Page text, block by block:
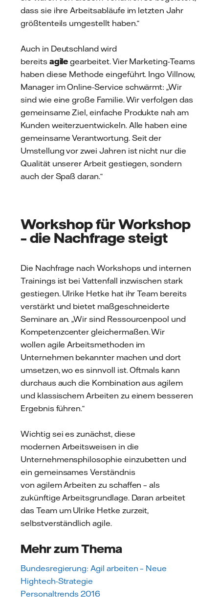
dass sie ihre Arbeitsabläufe im letzten Jahr
größtenteils umgestellt haben.“
Auch in Deutschland wird
bereits agile gearbeitet. Vier Marketing-Teams
haben diese Methode eingeführt. Ingo Villnow,
Manager im Online-Service schwärmt: „Wir
sind wie eine große Familie. Wir verfolgen das
gemeinsame Ziel, einfache Produkte nah am
Kunden weiterzuentwickeln. Alle haben eine
gemeinsame Verantwortung. Seit der
Umstellung vor zwei Jahren ist nicht nur die
Qualität unserer Arbeit gestiegen, sondern
auch der Spaß daran.“
Workshop für Workshop
– die Nachfrage steigt
Die Nachfrage nach Workshops und internen
Trainings ist bei Vattenfall inzwischen stark
gestiegen. Ulrike Hetke hat ihr Team bereits
verstärkt und bietet maßgeschneiderte
Seminare an. „Wir sind Ressourcenpool und
Kompetenzcenter gleichermaßen. Wir
wollen agile Arbeitsmethoden im
Unternehmen bekannter machen und dort
umsetzen, wo es sinnvoll ist. Oftmals kann
durchaus auch die Kombination aus agilem
und klassischem Arbeiten zu einem besseren
Ergebnis führen.“
Wichtig sei es zunächst, diese
modernen Arbeitsweisen in die
Unternehmensphilosophie einzubetten und
ein gemeinsames Verständnis
von agilem Arbeiten zu schaffen – als
zukünftige Arbeitsgrundlage. Daran arbeitet
das Team um Ulrike Hetke zurzeit,
selbstverständlich agile.
Mehr zum Thema
Bundesregierung: Agil arbeiten – Neue
Hightech-Strategie
Personaltrends 2016